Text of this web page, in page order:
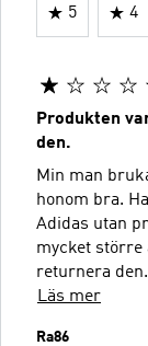
5 4
Produkten
den.
Min man
honom bra.
Adidas utan
mycket större
returnera den.
Läs mer
Ra86